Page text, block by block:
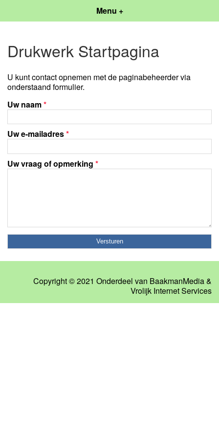
Menu +
Drukwerk Startpagina
U kunt contact opnemen met de paginabeheerder via
onderstaand formulier.
Uw naam*
Uw e-mailadres*
Uw vraag of opmerking *
Copyright © 2021 Onderdeel van BaakmanMedia&
Vrolijk Internet Services